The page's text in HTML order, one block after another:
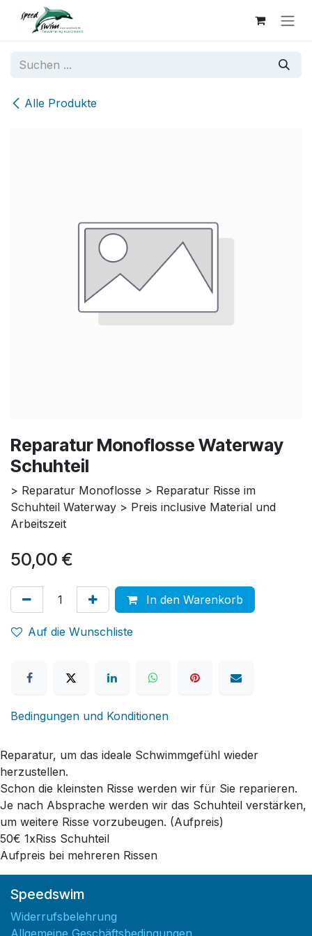
Zum Inhalt springen
Alle Produkte
Reparatur Monoflosse Waterway
Schuhteil
> Reparatur Monoflosse > Reparatur Risse im
Schuhteil Waterway > Preis inclusive Material und
Arbeitszeit
50,00 €
In den Warenkorb
Auf die Wunschliste
Bedingungen und Konditionen
Reparatur, um das ideale Schwimmgefühl wieder
herzustellen.
Schon die kleinsten Risse werden wir für Sie reparieren.
Je nach Absprache werden wir das Schuhteil verstärken,
um weitere Risse vorzubeugen. (Aufpreis)
50€ 1xRiss Schuhteil
Aufpreis bei mehreren Rissen
Speedswim
Widerrufsbelehrung